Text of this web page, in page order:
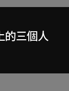
的三個人